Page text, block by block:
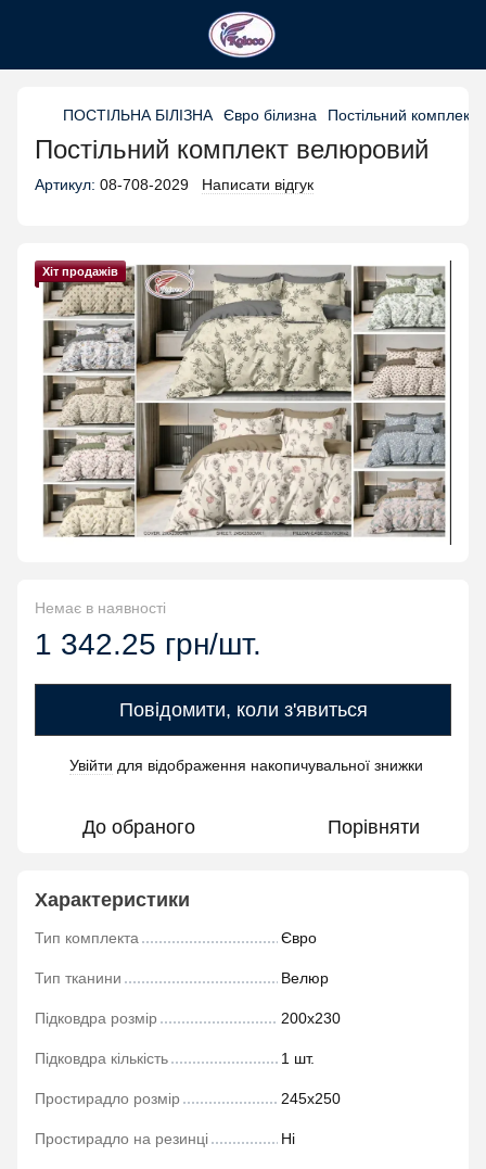
ПОСТІЛЬНА БІЛІЗНА Євро білизна Постільний комплект
Постільний комплект велюровий
Артикул: 08-708-2029 Написати відгук
Хіт продажів
Немає в наявності
1 342.25 грн/шт.
Повідомити, коли з'явиться
Увійти для відображення накопичувальної знижки
До обраного Порівняти
Характеристики
Тип комплекта Євро
Тип тканини Велюр
Підковдра розмір 200х230
Підковдра кількість 1 шт.
Простирадло розмір 245х250
Простирадло на резинці Ні